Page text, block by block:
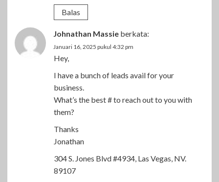
Balas
Johnathan Massie berkata:
Januari 16, 2025 pukul 4:32 pm
Hey,
I have a bunch of leads avail for your
business.
What’s the best # to reach out to you with
them?
Thanks
Jonathan
304 S. Jones Blvd #4934, Las Vegas, NV.
89107